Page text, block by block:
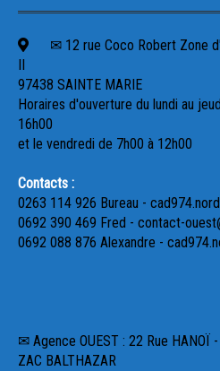
✉ 12 rue Coco Robert Zone
97438 SAINTE MARIE
Horaires d'ouverture du lundi au
16h00
et le vendredi de 7h00 à 12h00
Contacts :
0263 114 926 Bureau -
0692 390 469 Fred - contact-
0692 088 876 Alexandre -
✉ Agence OUEST : 22 Rue HANOÏ
ZAC BALTHAZAR